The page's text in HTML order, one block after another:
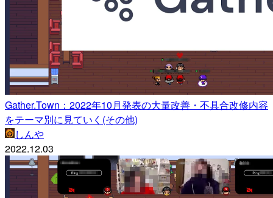
Gather.Town：2022年10月発表の大量改善・不具合改修内容
をテーマ別に見ていく(その他)
しんや
2022.12.03